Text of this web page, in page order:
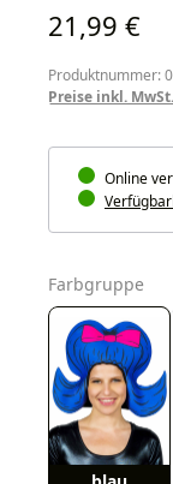
Regulärer
21,99 €
Produktnummer:
Preise inkl.
Online
Farbgruppe